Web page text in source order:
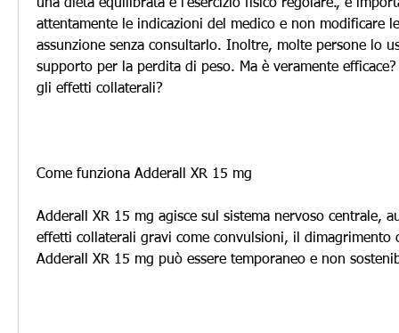
una dieta equilibrata e l'esercizio fisico regolare., è
attentamente le indicazioni del medico e non modificare
assunzione senza consultarlo. Inoltre, molte persone lo
supporto per la perdita di peso. Ma è veramente
gli effetti collaterali?
Come funziona Adderall XR 15 mg
Adderall XR 15 mg agisce sul sistema nervoso centrale,
effetti collaterali gravi come convulsioni, il dimagrimento
Adderall XR 15 mg può essere temporaneo e non